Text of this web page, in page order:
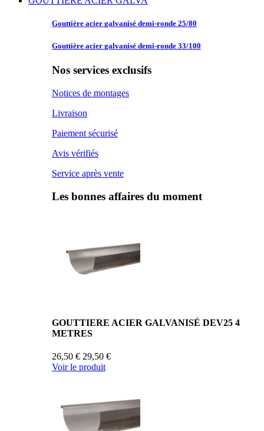
Gouttière acier galvanisé demi-ronde 25/80
Gouttière acier galvanisé demi-ronde 33/100
Nos services exclusifs
Notices de montages
Livraison
Paiement sécurisé
Avis vérifiés
Service après vente
Les bonnes affaires du moment
GOUTTIERE ACIER GALVANISÉ DEV25 4
METRES
26,50 € 29,50 €
Voir le produit